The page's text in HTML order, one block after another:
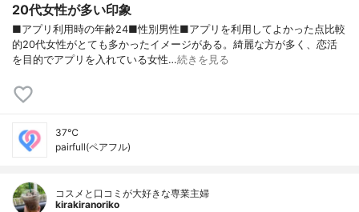
20代女性が多い印象
■アプリ利用時の年齢24■性別男性■アプリを利用してよかった点比較
的20代女性がとても多かったイメージがある。綺麗な方が多く、恋活
を目的でアプリを入れている女性…続きを見る
37℃
pairfull(ペアフル)
コスメと口コミが大好きな専業主婦
kirakiranoriko